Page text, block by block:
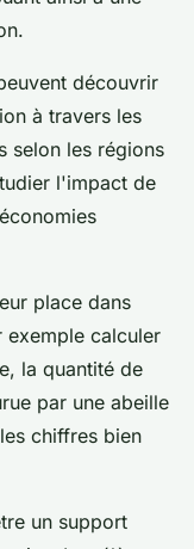
découvrir
à travers les
selon les régions
l'impact de
place dans
exemple calculer
la quantité de
par une abeille
chiffres bien
un support